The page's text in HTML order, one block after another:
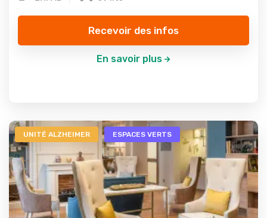
Recevoir des infos
En savoir plus
UNITÉ ALZHEIMER ESPACES VERTS